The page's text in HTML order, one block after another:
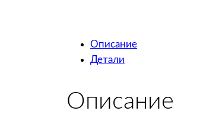
Описание
Детали
Описание